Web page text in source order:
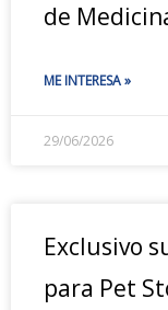
de
ME INTERESA »
29/06/2026
Exclusivo
para Pet